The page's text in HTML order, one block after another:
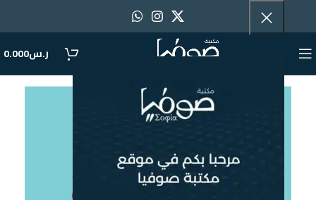
ر.س0.000